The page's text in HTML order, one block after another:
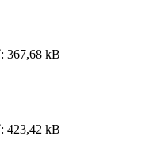
367,68 kB
423,42 kB